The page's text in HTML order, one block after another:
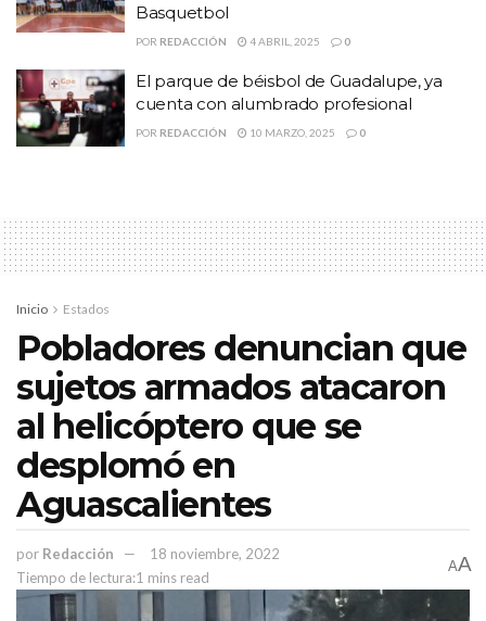
mundial
Prohíben venta de alcohol
Basquetbol
POR REDACCIÓN 4 ABRIL, 2025 0
El parque de béisbol de Guadalupe, ya
cuenta con alumbrado profesional
POR REDACCIÓN 10 MARZO, 2025 0
Inicio Estados
Pobladores denuncian que
sujetos armados atacaron
al helicóptero que se
desplomó en
Aguascalientes
por Redacción
18 noviembre, 2022
Tiempo de lectura:1 mins read
AA